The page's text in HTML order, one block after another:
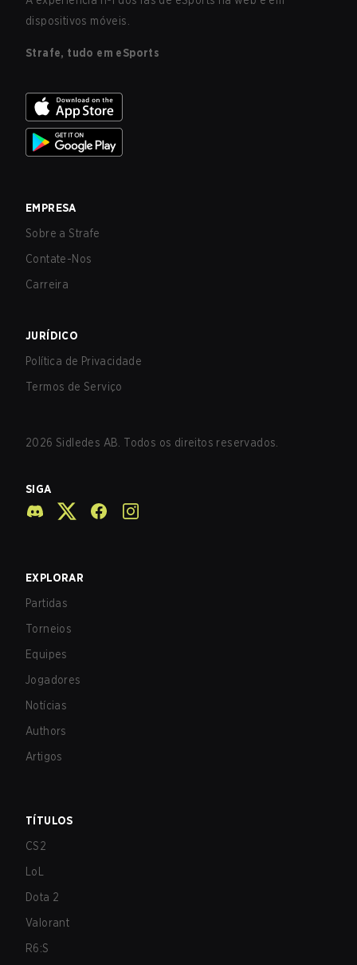
dispositivos móveis.
Strafe, tudo em eSports
EMPRESA
Sobre a Strafe
Contate-Nos
Carreira
JURÍDICO
Política de Privacidade
Termos de Serviço
2026 Sidledes AB. Todos os direitos reservados.
SIGA
EXPLORAR
Partidas
Torneios
Equipes
Jogadores
Notícias
Authors
Artigos
TÍTULOS
CS2
LoL
Dota 2
Valorant
R6:S